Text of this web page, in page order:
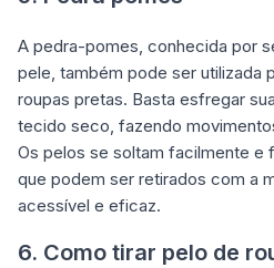
A pedra-pomes, conhecida por
pele, também pode ser utilizada
roupas pretas. Basta esfregar
tecido seco, fazendo
Os pelos se soltam facilmente e
que podem ser retirados com a
acessível e eficaz.
6. Como tirar pelo de